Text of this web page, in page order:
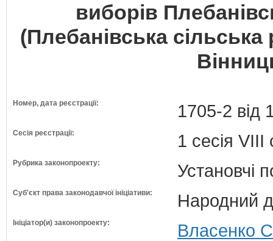
виборів
(Плебанівська
Номер, дата реєстрації: 1705-2 від
Сесія реєстрації: 1 сесія VIII
Рубрика законопроекту: Установчі
Суб'єкт права законодавчої ініціативи: Народний
Ініціатор(и) законопроекту:
Власенко